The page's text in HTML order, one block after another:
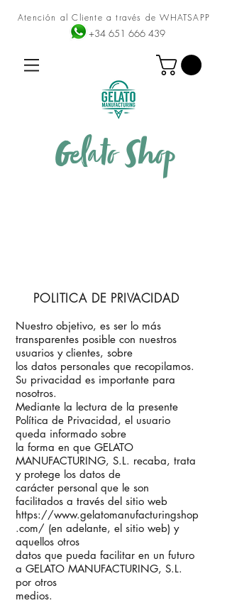
Atención al Cliente a través de WHATSAPP
+34 651 666 439
Shop
Gelato
POLITICA DE PRIVACIDAD
Nuestro objetivo, es ser lo más
transparentes posible con nuestros
usuarios y clientes, sobre
los datos personales que recopilamos.
Su privacidad es importante para
nosotros.
Mediante la lectura de la presente
Política de Privacidad, el usuario
queda informado sobre
la forma en que GELATO
MANUFACTURING, S.L. recaba, trata
y protege los datos de
carácter personal que le son
facilitados a través del sitio web
https://www.gelatomanufacturingshop
.com/ (en adelante, el sitio web) y
aquellos otros
datos que pueda facilitar en un futuro
a GELATO MANUFACTURING, S.L.
por otros
medios.